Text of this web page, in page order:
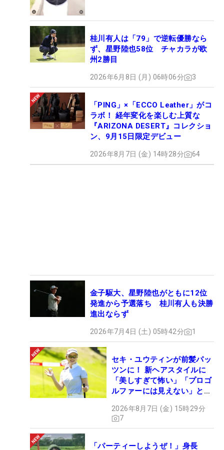
桂川有人は「79」で逆転優勝なら
ず、星野陸也58位 チャカラが欧
州2勝目
2026年6月8日 (月) 06時06分 3
「PING」×「ECCO Leather」がコ
ラボ！ 経年変化を楽しむ上質な
『ARIZONA DESERT』コレクショ
ン、9月15日限定デビュー
2026年8月7日 (金) 14時28分 64
金子駆大、星野陸也がともに12位
発進から予選落ち 桂川有人も決勝
進出ならず
2026年7月4日 (土) 05時42分 1
セキ・ユウティンが前髪パッ
ツンに！ 新ヘアスタイルに
「美しすぎて怖い」「プロゴ
ルファーには見えない」とコ
2026年8月7日 (金) 15時29分
7
「パーティーしようぜ！」身長